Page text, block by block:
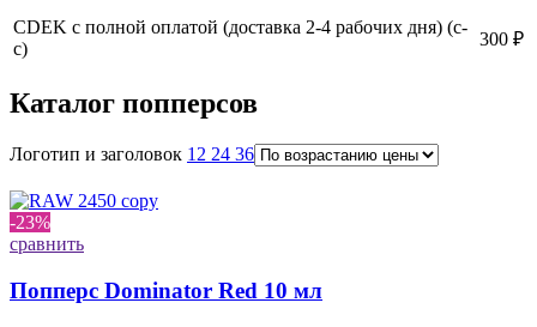
CDEK с полной оплатой (доставка 2-4 рабочих дня) (с-
с)
300 ₽
Каталог попперсов
Логотип и заголовок 12 24 36
-23%
сравнить
Попперс Dominator Red 10 мл